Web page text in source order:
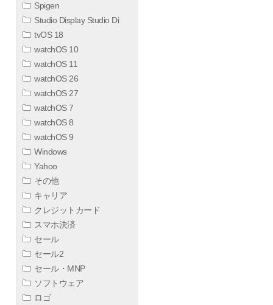
Spigen
Studio Display Studio Di
tvOS 18
watchOS 10
watchOS 11
watchOS 26
watchOS 27
watchOS 7
watchOS 8
watchOS 9
Windows
Yahoo
その他
キャリア
クレジットカード
スマホ決済
セール
セール2
セール・MNP
ソフトウェア
ロゴ